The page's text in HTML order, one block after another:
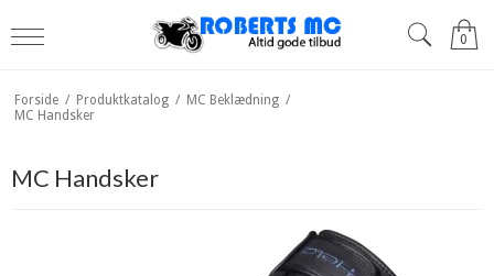
0
Forside / Produktkatalog / MC Beklædning /
MC Handsker
MC Handsker